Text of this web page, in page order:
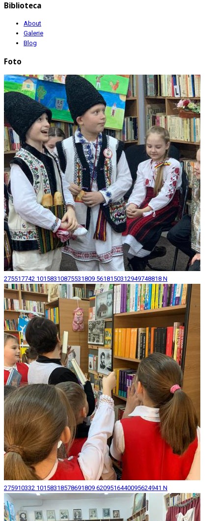
Biblioteca
About
Galerie
Blog
Foto
275517742 10158310875531809 5618150312949748818 N
275910332 10158318578691809 6209516440095624941 N